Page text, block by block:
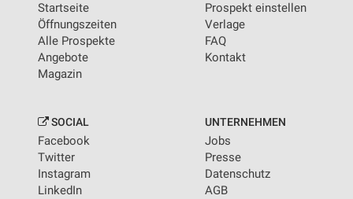
Startseite
Öffnungszeiten
Alle Prospekte
Angebote
Magazin
Prospekt einstellen
Verlage
FAQ
Kontakt
SOCIAL
Facebook
Twitter
Instagram
LinkedIn
UNTERNEHMEN
Jobs
Presse
Datenschutz
AGB